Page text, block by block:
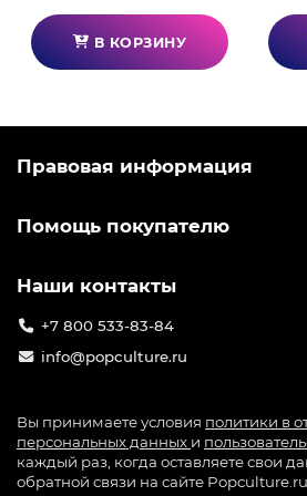
В КОРЗИНУ
Правовая информация
Помощь покупателю
Наши контакты
+7 800 533-83-84
info@popculture.ru
Вы принимаете условия политики в
персональных данных и
каждый раз, когда оставляете свои
обратной связи на сайте Popculture.ru